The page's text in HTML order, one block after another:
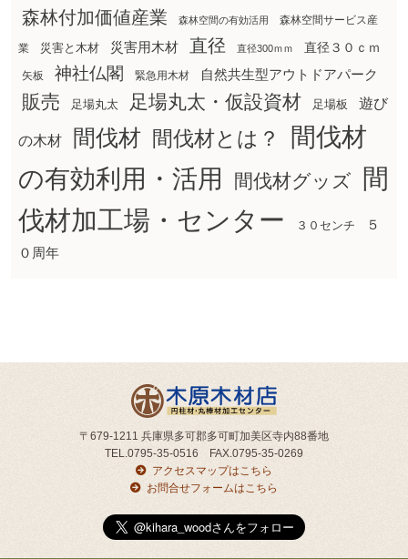
森林付加価値産業 森林空間の有効活用 森林空間サービス産
業 災害と木材 災害用木材 直径 直径300ｍｍ 直径３０ｃｍ
矢板 神社仏閣 緊急用木材 自然共生型アウトドアパーク
販売 足場丸太 足場丸太・仮設資材 足場板 遊び
の木材 間伐材 間伐材とは？
間伐材
の有効利用・活用
間伐材グッズ
間
伐材加工場・センター
３０センチ
５
０周年
〒679-1211 兵庫県多可郡多可町加美区寺内88番地
TEL.0795-35-0516 FAX.0795-35-0269
アクセスマップはこちら
お問合せフォームはこちら